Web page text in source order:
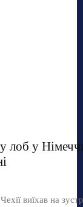
лоб у
виїхав на